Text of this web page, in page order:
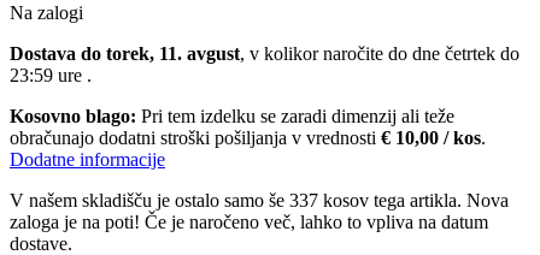
Na zalogi
Dostava do torek, 11. avgust, v kolikor naročite do dne četrtek do
23:59 ure .
Kosovno blago: Pri tem izdelku se zaradi dimenzij ali teže
obračunajo dodatni stroški pošiljanja v vrednosti € 10,00 / kos.
Dodatne informacije
V našem skladišču je ostalo samo še 337 kosov tega artikla. Nova
zaloga je na poti! Če je naročeno več, lahko to vpliva na datum
dostave.